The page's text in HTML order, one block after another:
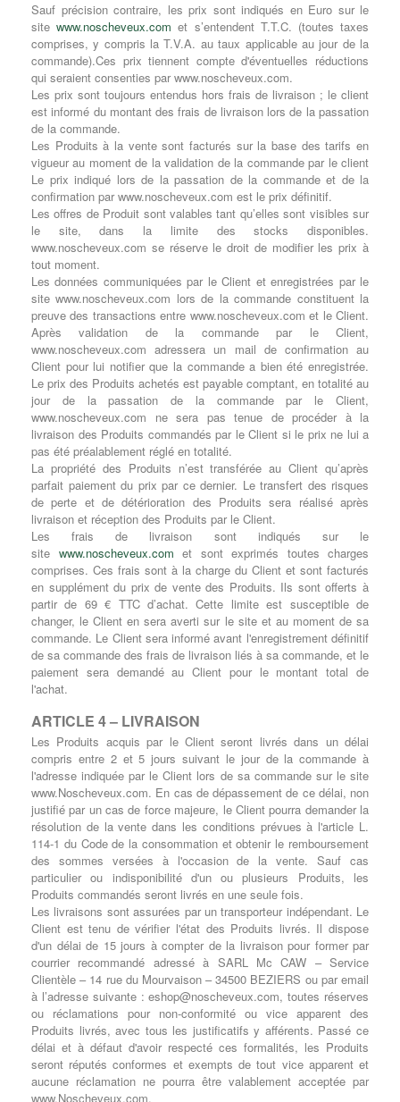
Sauf précision contraire, les prix sont indiqués en Euro sur le
sitewww.noscheveux.com et s’entendent T.T.C. (toutes taxes
comprises, y compris la T.V.A. au taux applicable au jour de la
commande).Ces prix tiennent compte d'éventuelles réductions
qui seraient consenties par www.noscheveux.com.
Les prix sont toujours entendus hors frais de livraison ; le client
est informé du montant des frais de livraison lors de la passation
de la commande.
Les Produits à la vente sont facturés sur la base des tarifs en
vigueur au moment de la validation de la commande par le client
Le prix indiqué lors de la passation de la commande et de la
confirmation par www.noscheveux.com est le prix définitif.
Les offres de Produit sont valables tant qu’elles sont visibles sur
le site, dans la limite des stocks disponibles.
www.noscheveux.com se réserve le droit de modifier les prix à
tout moment.
Les données communiquées par le Client et enregistrées par le
site www.noscheveux.com lors de la commande constituent la
preuve des transactions entre www.noscheveux.com et le Client.
Après validation de la commande par le Client,
www.noscheveux.com adressera un mail de confirmation au
Client pour lui notifier que la commande a bien été enregistrée.
Le prix des Produits achetés est payable comptant, en totalité au
jour de la passation de la commande par le Client,
www.noscheveux.com ne sera pas tenue de procéder à la
livraison des Produits commandés par le Client si le prix ne lui a
pas été préalablement réglé en totalité.
La propriété des Produits n’est transférée au Client qu’après
parfait paiement du prix par ce dernier. Le transfert des risques
de perte et de détérioration des Produits sera réalisé après
livraison et réception des Produits par le Client.
Les frais de livraison sont indiqués sur le
site www.noscheveux.com et sont exprimés toutes charges
comprises. Ces frais sont à la charge du Client et sont facturés
en supplément du prix de vente des Produits. Ils sont offerts à
partir de 69 € TTC d’achat. Cette limite est susceptible de
changer, le Client en sera averti sur le site et au moment de sa
commande. Le Client sera informé avant l'enregistrement définitif
de sa commande des frais de livraison liés à sa commande, et le
paiement sera demandé au Client pour le montant total de
l'achat.
ARTICLE 4 – LIVRAISON
Les Produits acquis par le Client seront livrés dans un délai
compris entre 2 et 5 jours suivant le jour de la commande à
l'adresse indiquée par le Client lors de sa commande sur le site
www.Noscheveux.com. En cas de dépassement de ce délai, non
justifié par un cas de force majeure, le Client pourra demander la
résolution de la vente dans les conditions prévues à l'article L.
114-1 du Code de la consommation et obtenir le remboursement
des sommes versées à l'occasion de la vente. Sauf cas
particulier ou indisponibilité d'un ou plusieurs Produits, les
Produits commandés seront livrés en une seule fois.
Les livraisons sont assurées par un transporteur indépendant. Le
Client est tenu de vérifier l'état des Produits livrés. Il dispose
d'un délai de 15 jours à compter de la livraison pour former par
courrier recommandé adressé à SARL Mc CAW – Service
Clientèle – 14 rue du Mourvaison – 34500 BEZIERS ou par email
à l’adresse suivante :eshop@noscheveux.com, toutes réserves
ou réclamations pour non-conformité ou vice apparent des
Produits livrés, avec tous les justificatifs y afférents. Passé ce
délai et à défaut d'avoir respecté ces formalités, les Produits
seront réputés conformes et exempts de tout vice apparent et
aucune réclamation ne pourra être valablement acceptée par
www.Noscheveux.com.